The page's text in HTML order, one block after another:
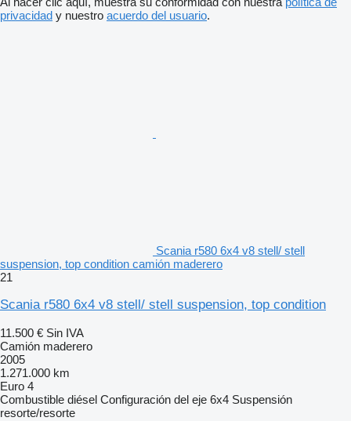
privacidad y nuestro acuerdo del usuario.
Scania r580 6x4 v8 stell/ stell
suspension, top condition camión maderero
21
Scania r580 6x4 v8 stell/ stell suspension, top condition
11.500 € Sin IVA
Camión maderero
2005
1.271.000 km
Euro 4
Combustible diésel Configuración del eje 6x4 Suspensión
resorte/resorte